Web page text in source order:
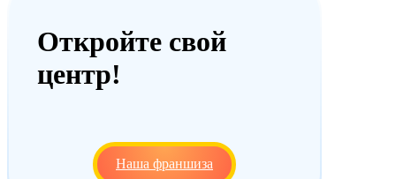
Откройте свой
центр!
Наша франшиза